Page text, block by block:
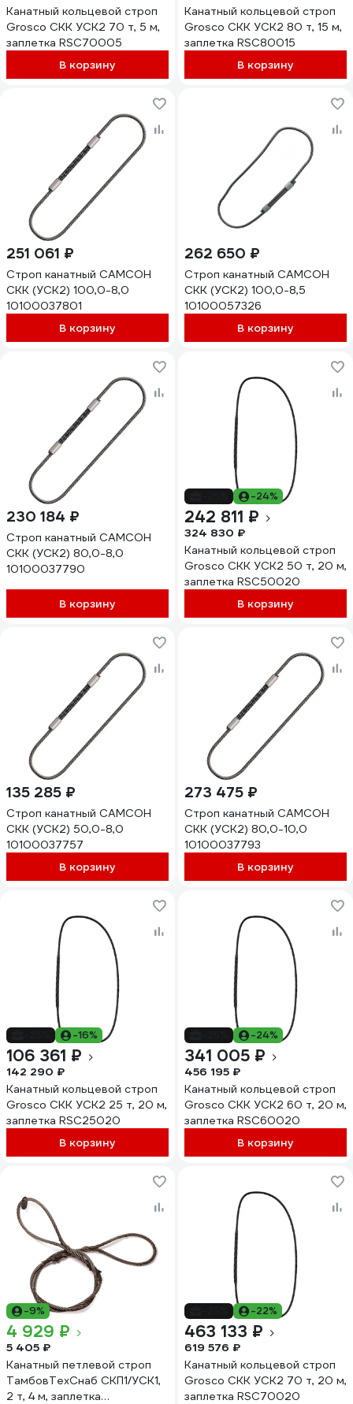
Канатный кольцевой строп
Grosco СКК УСК2 70 т, 5 м,
заплетка RSC70005
В корзину
Канатный кольцевой строп
Grosco СКК УСК2 80 т, 15 м,
заплетка RSC80015
В корзину
251 061 ₽
Строп канатный САМСОН
СКК (УСК2) 100,0-8,0
10100037801
В корзину
262 650 ₽
Строп канатный САМСОН
СКК (УСК2) 100,0-8,5
10100057326
В корзину
230 184 ₽
Строп канатный САМСОН
СКК (УСК2) 80,0-8,0
10100037790
В корзину
-24%
242 811 ₽
324 830 ₽
Канатный кольцевой строп
Grosco СКК УСК2 50 т, 20 м,
заплетка RSC50020
В корзину
135 285 ₽
Строп канатный САМСОН
СКК (УСК2) 50,0-8,0
10100037757
В корзину
273 475 ₽
Строп канатный САМСОН
СКК (УСК2) 80,0-10,0
10100037793
В корзину
-16%
106 361 ₽
142 290 ₽
Канатный кольцевой строп
Grosco СКК УСК2 25 т, 20 м,
заплетка RSC25020
В корзину
-24%
341 005 ₽
456 195 ₽
Канатный кольцевой строп
Grosco СКК УСК2 60 т, 20 м,
заплетка RSC60020
В корзину
-9%
4 929 ₽
5 405 ₽
Канатный петлевой строп
ТамбовТехСнаб СКП1/УСК1,
2 т, 4 м, заплетка
-22%
463 133 ₽
619 576 ₽
Канатный кольцевой строп
Grosco СКК УСК2 70 т, 20 м,
заплетка RSC70020